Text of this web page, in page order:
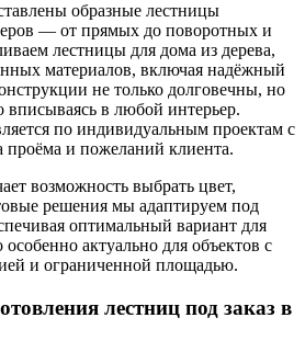
образные лестницы
— от прямых до поворотных и
лестницы для дома из дерева,
материалов, включая надёжный
не только долговечны, но
вписываясь в любой интерьер.
по индивидуальным проектам с
проёма и пожеланий клиента.
возможность выбрать цвет,
решения мы адаптируем под
оптимальный вариант для
актуально для объектов с
и ограниченной площадью.
лестниц под заказ в